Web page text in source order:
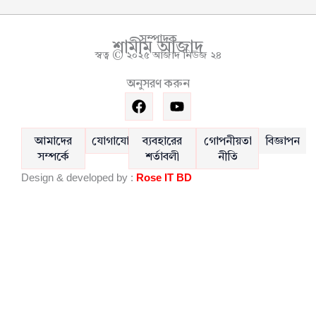
সম্পাদক
শামীম আজাদ
স্বত্ব © ২০২৫ আজাদ নিউজ ২৪
অনুসরণ করুন
F
a
c
e
b
o
o
Y
o
u
t
u
b
e
আমাদের
সম্পর্কে
যোগাযোগ
ব্যবহারের
শর্তাবলী
গোপনীয়তা
নীতি
বিজ্ঞাপন
Design & developed by : Rose IT BD